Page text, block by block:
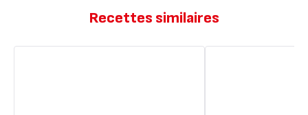
Recettes similaires